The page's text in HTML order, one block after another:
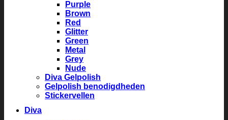
Purple
Brown
Red
Glitter
Green
Metal
Grey
Nude
Diva Gelpolish
Gelpolish benodigdheden
Stickervellen
Diva